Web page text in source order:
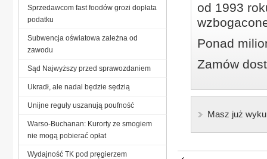
od 1993
Ponad
Zamów
Masz już
Sprzedawcom fast foodów grozi dopłata
podatku
Subwencja oświatowa zależna od
zawodu
Sąd Najwyższy przed sprawozdaniem
Ukradł, ale nadal będzie sędzią
Unijne reguły uszanują poufność
Warso-Buchanan: Kurorty ze smogiem
nie mogą pobierać opłat
Wydajność TK pod pręgierzem